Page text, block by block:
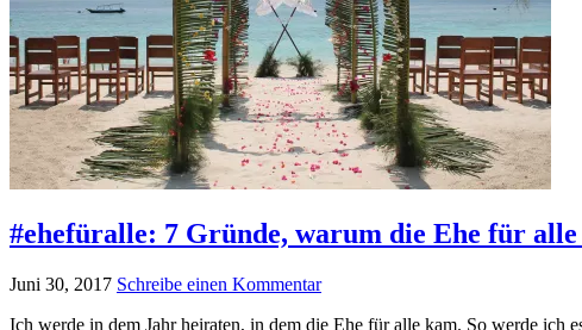
#ehefüralle: 7 Gründe, warum die Ehe für
Juni 30, 2017 Schreibe einen Kommentar
Ich werde in dem Jahr heiraten, in dem die Ehe für alle kam. So werde ich